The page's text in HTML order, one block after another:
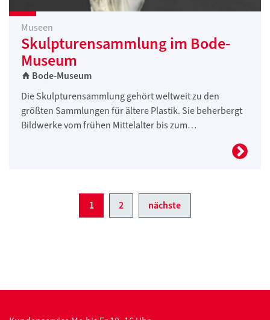
Museen
Skulpturensammlung im Bode-
Museum
Bode-Museum
Die Skulpturensammlung gehört weltweit zu den
größten Sammlungen für ältere Plastik. Sie beherbergt
Bildwerke vom frühen Mittelalter bis zum…
1 2 nächste